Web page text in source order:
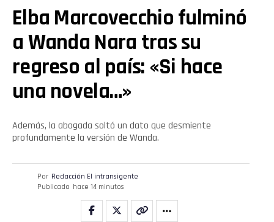
Elba Marcovecchio fulminó
a Wanda Nara tras su
regreso al país: «Si hace
una novela…»
Además, la abogada soltó un dato que desmiente
profundamente la versión de Wanda.
Por Redacción El intransigente
Publicado hace 14 minutos